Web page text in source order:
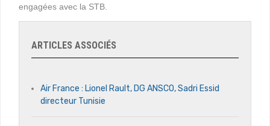
engagées avec la STB.
ARTICLES ASSOCIÉS
Air France : Lionel Rault, DG ANSCO, Sadri Essid
directeur Tunisie